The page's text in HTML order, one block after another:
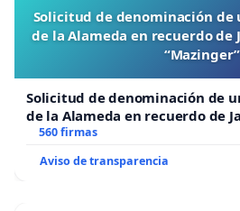
Solicitud de denominación de
de la Alameda en recuerdo de
“Mazinger”
Solicitud de denominación de
de la Alameda en recuerdo de
“Mazinger”
560 firmas
Aviso de transparencia